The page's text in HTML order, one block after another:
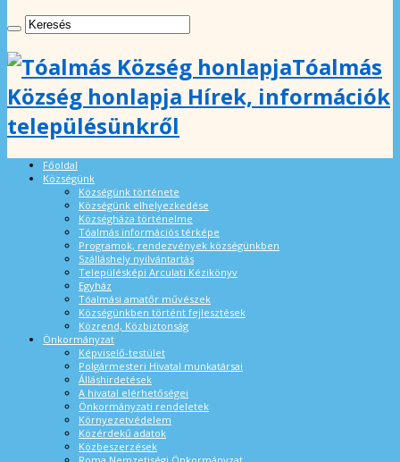
Tóalmás
Község honlapja Hírek, információk
településünkről
Főoldal
Községünk
Községünk története
Községünk elhelyezkedése
Községháza történelme
Tóalmás információs térképe
Programok, rendezvények községünkben
Szálláshely nyilvántartás
Településképi Arculati Kézikönyv
Egyház
Tóalmási amatőr művészek
Községünkben történt fejlesztések
Közrend, Közbiztonság
Önkormányzat
Képviselő-testület
Polgármesteri Hivatal munkatársai
Álláshirdetések
A hivatal elérhetőségei
Önkormányzati rendeletek
Környezetvédelem
Közérdekű adatok
Közbeszerzések